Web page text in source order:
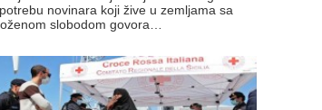
novinara koji žive u zemljama sa
slobodom govora…